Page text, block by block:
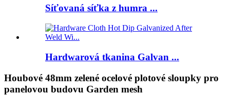
Síťovaná síťka z humra ...
Hardwarová tkanina Galvan ...
Houbové 48mm zelené ocelové plotové sloupky pro
panelovou budovu Garden mesh